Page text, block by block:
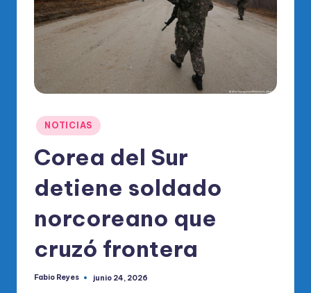
di
O
al
R
M
Publicado
en
NOTICIAS
Corea del Sur
detiene soldado
norcoreano que
cruzó frontera
Publicado
Fabio Reyes junio 24, 2026